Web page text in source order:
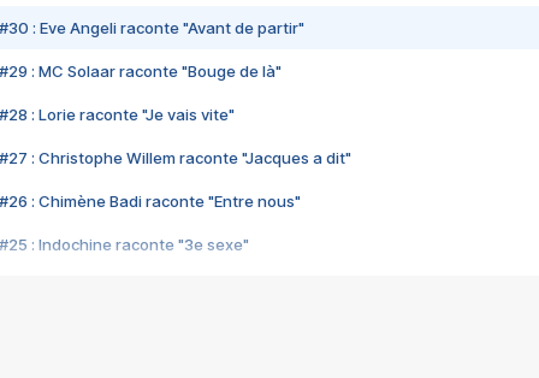
#30 : Eve Angeli raconte "Avant de partir"
#29 : MC Solaar raconte "Bouge de là"
#28 : Lorie raconte "Je vais vite"
#27 : Christophe Willem raconte "Jacques a dit"
#26 : Chimène Badi raconte "Entre nous"
#25 : Indochine raconte "3e sexe"